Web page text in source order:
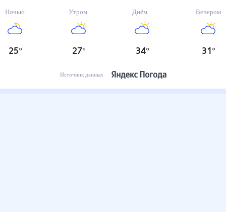
Ночью
25°
Утром
27°
Днём
34°
Вечером
31 °
Источник данных